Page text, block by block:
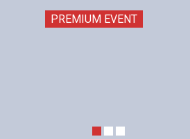
PREMIUM EVENT